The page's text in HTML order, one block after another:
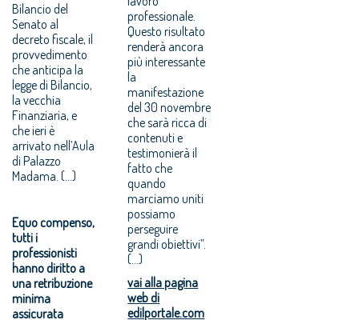
Bilancio del
Senato al
decreto fiscale, il
provvedimento
che anticipa la
legge di Bilancio,
la vecchia
Finanziaria, e
che ieri è
arrivato nell’Aula
di Palazzo
Madama. (...)
Equo compenso,
tutti i
professionisti
hanno diritto a
una retribuzione
minima
assicurata
professionale.
Questo risultato
renderà ancora
più interessante
la
manifestazione
del 30 novembre
che sarà ricca di
contenuti e
testimonierà il
fatto che
quando
marciamo uniti
possiamo
perseguire
grandi obiettivi”.
(...)
vai alla pagina
web di
edilportale.com